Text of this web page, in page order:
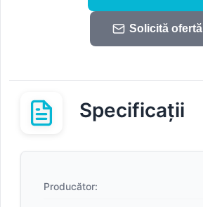
Solicită ofertă
Specificații
Producător: